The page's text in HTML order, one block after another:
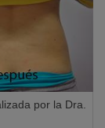
por la Dra.